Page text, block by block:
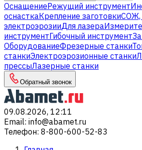
ОснащениеРежущий инструмент
оснасткаКрепление заготовкиСОЖ,
электроэрозииДля лазера
инструментГибочный инструмент
ОборудованиеФрезерные станки
станкиЭлектроэрозионные станки
прессыЛазерные станки
Обратный звонок
09.08.2026, 12:11
Email: info@abamet.ru
Телефон: 8-800-600-52-83